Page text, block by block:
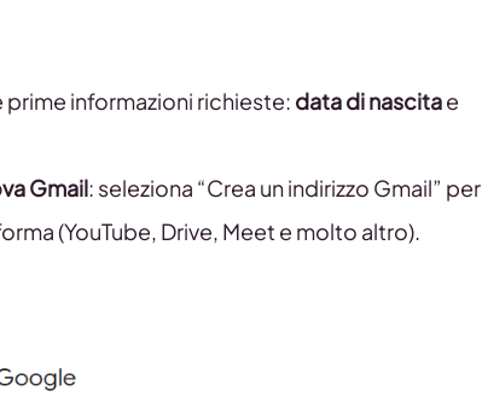
informazioni richieste: data di nascitae
Gmail: seleziona “Crea un indirizzo Gmail” per
(YouTube, Drive, Meet e molto altro).